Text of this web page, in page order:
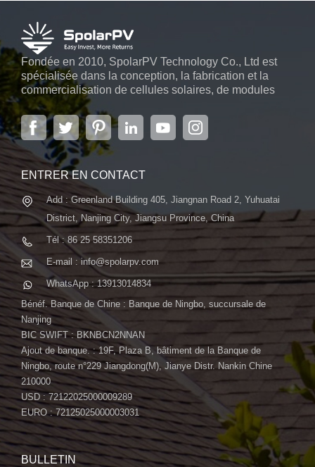
Fondée en 2010, SpolarPV Technology Co., Ltd est
spécialisée dans la conception, la fabrication et la
commercialisation de cellules solaires, de modules
solaires et de systèmes d'énergie solaire. L'entreprise,
située dans la capitale de la province du Jiangsu, à
Nanjing, s'étendant sur 6 000 m2, dispose de
systèmes automatiques avancés...
ENTRER EN CONTACT
Add : Greenland Building 405, Jiangnan Road 2, Yuhuatai
District, Nanjing City, Jiangsu Province, China
Tél : 86 25 58351206
E-mail : info@spolarpv.com
WhatsApp : 13913014834
Bénéf. Banque de Chine : Banque de Ningbo, succursale de
Nanjing
BIC SWIFT : BKNBCN2NNAN
Ajout de banque. : 19F, Plaza B, bâtiment de la Banque de
Ningbo, route n°229 Jiangdong(M), Jianye Distr. Nankin Chine
210000
USD : 72122025000009289
EURO : 72125025000003031
BULLETIN